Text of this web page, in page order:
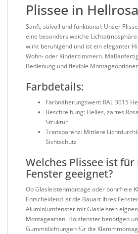
Plissee in
Sanft, stilvoll und funktional: Unser
eine besonders weiche
wirkt beruhigend und ist ein eleganter
Wohn- oder Kinderzimmern.
Bedienung und flexible
Farbdetails:
Farbnäherungswert: RAL 3015
Beschreibung: Helles, zartes
Struktur
Transparenz: Mittlere
Sichtschutz
Welches Plissee ist
Fenster geeignet?
Ob Glasleistenmontage oder bohrfreie
Entscheidend ist die Bauart Ihres
Aluminiumfenster mit Glasleisten
Montagearten. Holzfenster benötigen
Gummidichtungen für die